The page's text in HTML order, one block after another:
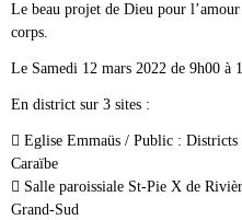
Le beau projet de Dieu pour
corps.
Le Samedi 12 mars 2022 de 9h00 à
En district sur 3 sites :
 Eglise Emmaüs / Public : Districts
Caraïbe
 Salle paroissiale St-Pie X de
Grand-Sud